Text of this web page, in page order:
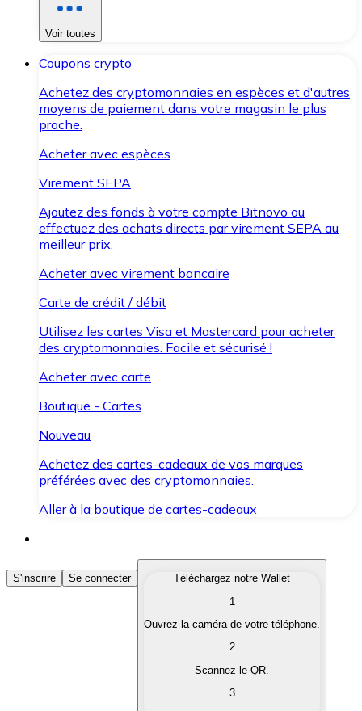
Voir toutes
Coupons crypto
Achetez des cryptomonnaies en espèces et d'autres
moyens de paiement dans votre magasin le plus
proche.
Acheter avec espèces
Virement SEPA
Ajoutez des fonds à votre compte Bitnovo ou
effectuez des achats directs par virement SEPA au
meilleur prix.
Acheter avec virement bancaire
Carte de crédit / débit
Utilisez les cartes Visa et Mastercard pour acheter
des cryptomonnaies. Facile et sécurisé !
Acheter avec carte
Boutique - Cartes
Nouveau
Achetez des cartes-cadeaux de vos marques
préférées avec des cryptomonnaies.
Aller à la boutique de cartes-cadeaux
Acheter des Cryptomonnaies
Achetez les cryptomonnaies qui vous intéressent
Convertissez vos cryptomonnaies en monnaie
S'inscrire Se connecter
Téléchargez notre Wallet
1
Ouvrez la caméra de votre téléphone.
2
Scannez le QR.
3